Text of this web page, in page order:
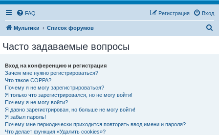
FAQ Вход
Регистрация
Мультики Список форумов
Часто задаваемые вопросы
Вход на конференцию и регистрация
Зачем мне нужно регистрироваться?
Что такое COPPA?
Почему я не могу зарегистрироваться?
Я только что зарегистрировался, но не могу войти!
Почему я не могу войти?
Я давно зарегистрирован, но больше не могу войти!
Я забыл пароль!
Почему мне периодически приходится повторять ввод имени и пароля?
Что делает функция «Удалить cookies»?